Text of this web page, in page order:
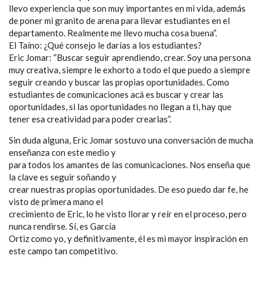
llevo experiencia que son muy importantes en mi vida, además
de poner mi granito de arena para llevar estudiantes en el
departamento. Realmente me llevo mucha cosa buena”.
El Taíno: ¿Qué consejo le darías a los estudiantes?
Eric Jomar: “Buscar seguir aprendiendo, crear. Soy una persona
muy creativa, siempre le exhorto a todo el que puedo a siempre
seguir creando y buscar las propias oportunidades. Como
estudiantes de comunicaciones acá es buscar y crear las
oportunidades, si las oportunidades no llegan a ti, hay que
tener esa creatividad para poder crearlas”.
Sin duda alguna, Eric Jomar sostuvo una conversación de mucha
enseñanza con este medio y
para todos los amantes de las comunicaciones. Nos enseña que
la clave es seguir soñando y
crear nuestras propias oportunidades. De eso puedo dar fe, he
visto de primera mano el
crecimiento de Eric, lo he visto llorar y reír en el proceso, pero
nunca rendirse. Sí, es García
Ortiz como yo, y definitivamente, él es mi mayor inspiración en
este campo tan competitivo.